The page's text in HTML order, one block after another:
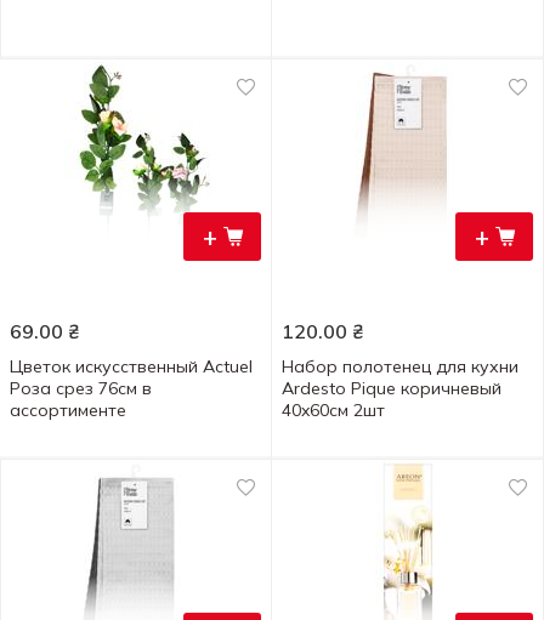
+
69.00 ₴
Цветок искусственный Actuel
Роза срез 76см в
ассортименте
+
120.00 ₴
Набор полотенец для кухни
Ardesto Pique коричневый
40x60см 2шт